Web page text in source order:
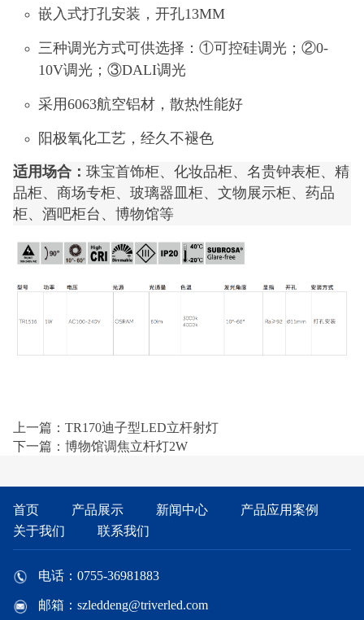
嵌入式打孔安装，开孔13MM
三种调光方式可供选择：①可控硅调光；②0-
10V调光；③DALI调光
采用6063航空铝材，散热性能好
阳极氧化工艺，经久不褪色
适用场合： 珠宝首饰柜、化妆品柜、名贵钟表柜、精
品柜、商场专柜、玻璃器皿柜、文物展示柜、药品
柜、酒吧柜台、博物馆等
上一篇：TR170迪子型LED立杆射灯
下一篇：博物馆调焦立杆灯2W
首页 产品展示 新闻中心
产品应用案例
关于我们
联系我们
电话：0755-36981883
邮箱：szleddeng@triverled.com